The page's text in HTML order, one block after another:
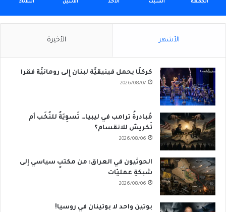
الجمعة السبت الأحد الأثنين الثلاثاء
الأشهر الأخيرة
كركلَّا يحمل فينيقيَّة لبنان إِلى رومانيَّة فقرا
2026/08/07
مُبادرةُ ترامب في ليبيا… تَسوِيَةٌ للنُخَب أم
تَكريسٌ للانقسام؟
2026/08/06
الحوثيون في العراق: من مكتبٍ سياسي إلى
شبكةِ عمليّات
2026/08/06
بوتين واحد لا بوتينان في روسيا!